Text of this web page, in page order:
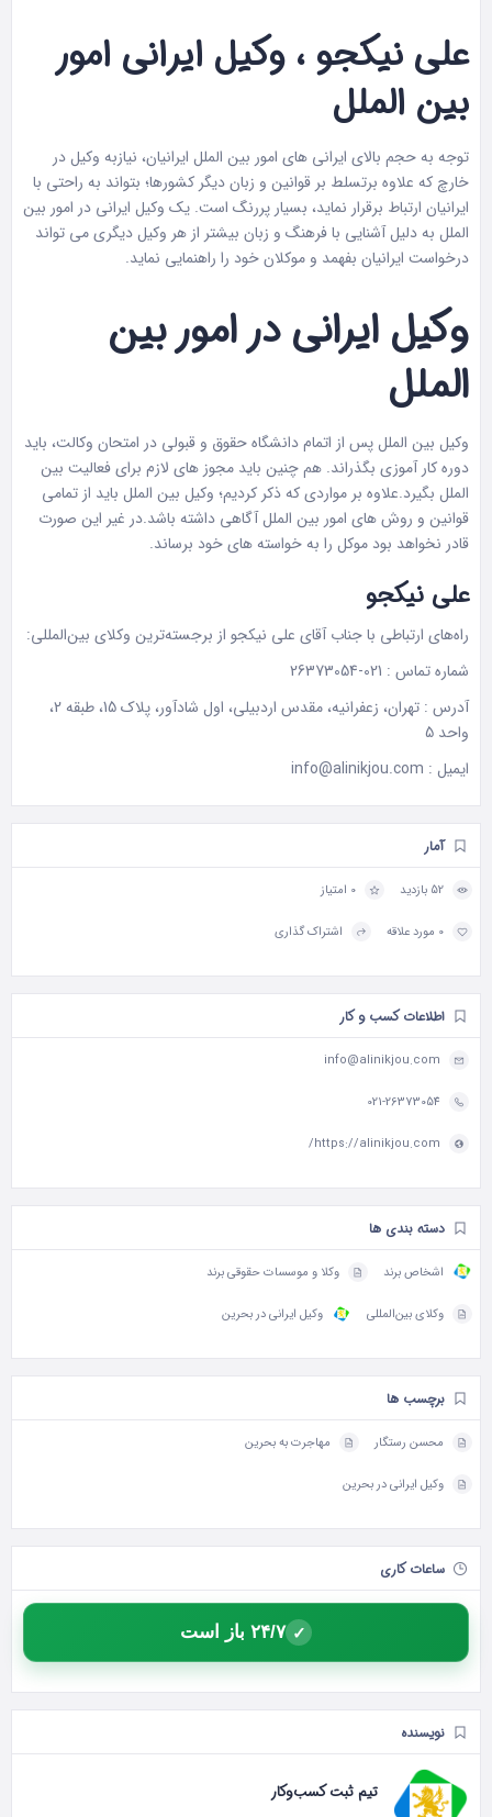
علی نیکجو ، وکیل ایرانی امور
بین الملل
توجه به حجم بالای ایرانی های امور بین الملل ایرانیان، نیازبه وکیل در
خارچ که علاوه برتسلط بر قوانین و زبان دیگر کشورها؛ بتواند به راحتی با
ایرانیان ارتباط برقرار نماید، بسیار پررنگ است. یک وکیل ایرانی در امور بین
الملل به دلیل آشنایی با فرهنگ و زبان بیشتر از هر وکیل دیگری می تواند
درخواست ایرانیان بفهمد و موکلان خود را راهنمایی نماید.
وکیل ایرانی در امور بین
الملل
وکیل بین الملل پس از اتمام دانشگاه حقوق و قبولی در امتحان وکالت، باید
دوره کار آموزی بگذراند. هم چنین باید مجوز های لازم برای فعالیت بین
الملل بگیرد.علاوه بر مواردی که ذکر کردیم؛ وکیل بین الملل باید از تمامی
قوانین و روش های امور بین الملل آگاهی داشته باشد.در غیر این صورت
قادر نخواهد بود موکل را به خواسته های خود برساند.
علی نیکجو
راه‌های ارتباطی با جناب آقای علی نیکجو از برجسته‌ترین وکلای بین‌المللی:
شماره تماس : 021-26373054
آدرس : تهران، زعفرانیه، مقدس اردبیلی، اول شادآور، پلاک 15، طبقه 2،
واحد 5
ایمیل : info@alinikjou.com
آمار
52 بازدید 0 امتیاز
0 مورد علاقه اشتراک گذاری
اطلاعات کسب و کار
info@alinikjou.com
021-26373054
https://alinikjou.com/
دسته بندی ها
اشخاص برند وکلا و موسسات حقوقی برند
وکلای بین‌المللی وکیل ایرانی در بحرین
برچسب ها
محسن رستگار مهاجرت به بحرین
وکیل ایرانی در بحرین
ساعات کاری
✓ ۲۴/۷ باز است
نویسنده
تیم ثبت کسب‌وکار